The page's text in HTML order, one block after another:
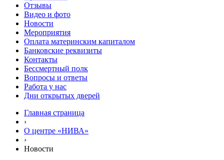
Отзывы
Видео и фото
Новости
Мероприятия
Оплата материнским капиталом
Банковские реквизиты
Контакты
Бессмертный полк
Вопросы и ответы
Работа у нас
Дни открытых дверей
Главная страница
›
О центре «НИВА»
›
Новости